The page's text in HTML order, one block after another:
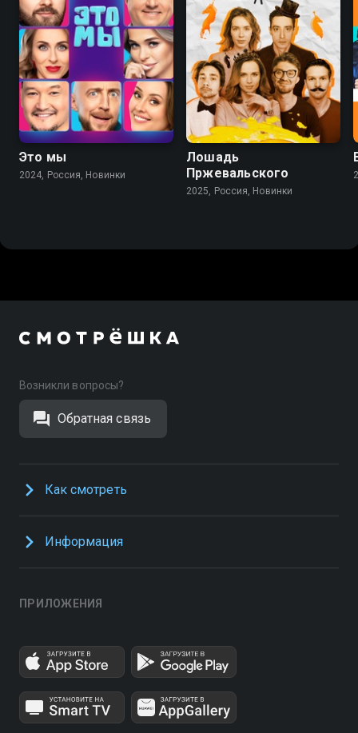
Это мы
2024, Россия, Новинки
Лошадь
Пржевальского
2025, Россия, Новинки
Возникли вопросы?
Обратная связь
Как смотреть
Информация
ПРИЛОЖЕНИЯ